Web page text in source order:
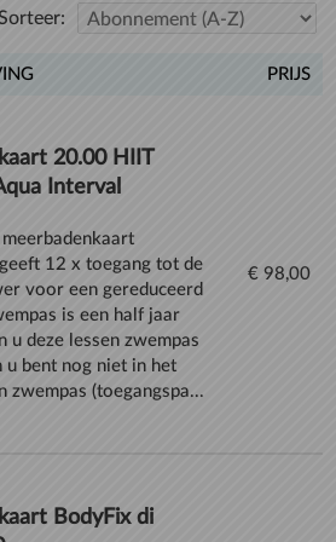
PRIJS
20.00 HIIT
Interval
meerbadenkaart
12 x toegang tot de
voor een gereduceerd
is een half jaar
u deze lessen zwempas
u bent nog niet in het
zwempas (toegangspa...
€ 98,00
BodyFix di